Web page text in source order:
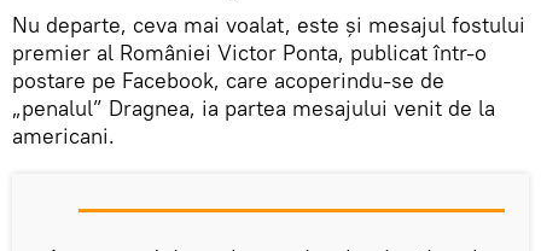
Nu departe, ceva mai voalat, este și mesajul fostului
premier al României Victor Ponta, publicat într-o
postare pe Facebook, care acoperindu-se de
„penalul” Dragnea, ia partea mesajului venit de la
americani.